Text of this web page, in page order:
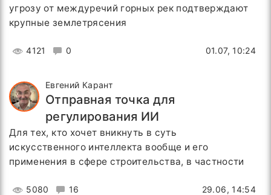
угрозу от междуречий горных рек подтверждают
крупные землетрясения
4121 0 01.07, 10:24
Евгений Карант
Отправная точка для
регулирования ИИ
Для тех, кто хочет вникнуть в суть
искусственного интеллекта вообще и его
применения в сфере строительства, в частности
5080 16 29.06, 14:54